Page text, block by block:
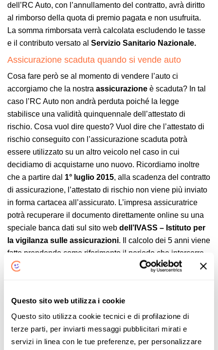
Questo sito web utilizza i cookie
Questo sito utilizza cookie tecnici e di profilazione di
terze parti, per inviarti messaggi pubblicitari mirati e
servizi in linea con le tue preferenze, per personalizzare
dell’RC Auto, con l’annullamento del contratto, avrà diritto
al rimborso della quota di premio pagata e non usufruita.
La somma rimborsata verrà calcolata escludendo le tasse
e il contributo versato al Servizio Sanitario Nazionale.
Assicurazione scaduta quando si vende auto
Cosa fare però se al momento di vendere l’auto ci
accorgiamo che la nostra assicurazione è scaduta? In tal
caso l’RC Auto non andrà perduta poiché la legge
stabilisce una validità quinquennale dell’attestato di
rischio. Cosa vuol dire questo? Vuol dire che l’attestato di
rischio conseguito con l’assicurazione scaduta potrà
essere utilizzato su un altro veicolo nel caso in cui
decidiamo di acquistarne uno nuovo. Ricordiamo inoltre
che a partire dal 1° luglio 2015, alla scadenza del contratto
di assicurazione, l’attestato di rischio non viene più inviato
in forma cartacea all’assicurato. L’impresa assicuratrice
potrà recuperare il documento direttamente online su una
speciale banca dati sul sito web dell’IVASS – Istituto per
la vigilanza sulle assicurazioni. Il calcolo dei 5 anni viene
fatto prendendo come riferimento il periodo che intercorre
tra la scadenza della vecchia polizza e la data di stipula
l’atto di vendita del vecchio veicolo. Lo avete smarrito?
Nessun problema perché sarà possibile recuperarlo
presso una delle sedi dell’ACI – Automobile Club Italia.
Comparasemplice.itmette a confronto per voi le migliori